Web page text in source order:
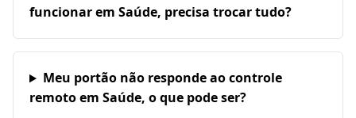
funcionar em Saúde, precisa trocar tudo?
Meu portão não responde ao controle
remoto em Saúde, o que pode ser?